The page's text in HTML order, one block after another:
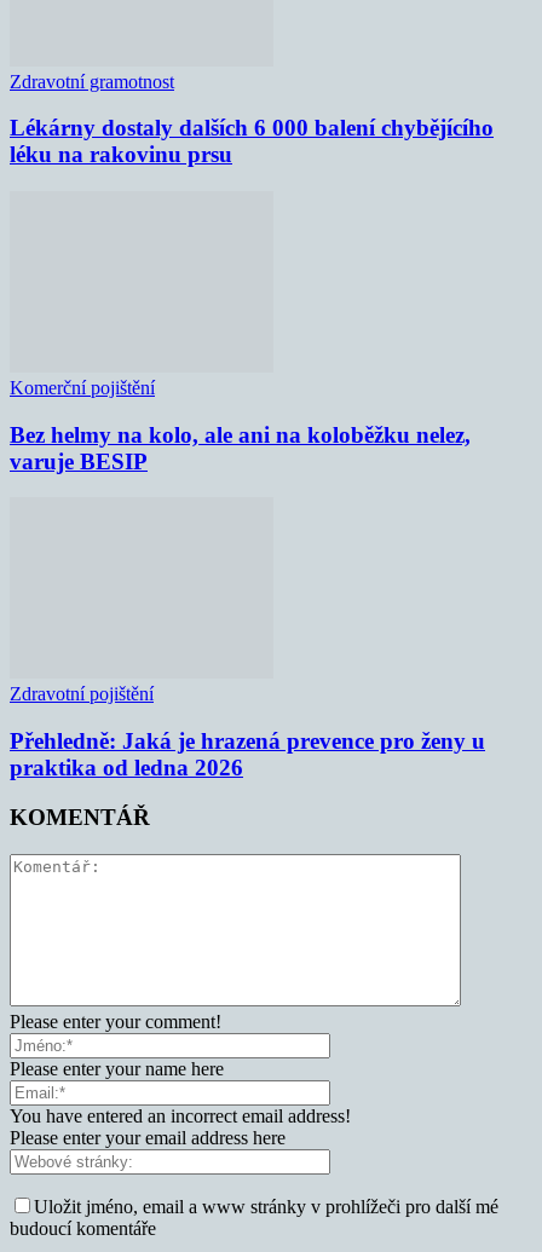
Zdravotní gramotnost
Lékárny dostaly dalších 6 000 balení chybějícího
léku na rakovinu prsu
Komerční pojištění
Bez helmy na kolo, ale ani na koloběžku nelez,
varuje BESIP
Zdravotní pojištění
Přehledně: Jaká je hrazená prevence pro ženy u
praktika od ledna 2026
KOMENTÁŘ
Please enter your comment!
Please enter your name here
You have entered an incorrect email address!
Please enter your email address here
Uložit jméno, email a www stránky v prohlížeči pro další mé
budoucí komentáře